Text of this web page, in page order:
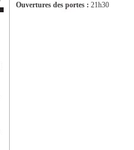
Ouvertures des portes : 21h30